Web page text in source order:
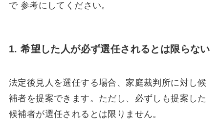
で 参考にしてください。
1. 希望した人が必ず選任されるとは限らない
法定後見人を選任する場合、家庭裁判所に対し候
補者を提案できます。ただし、必ずしも提案した
候補者が選任されるとは限りません。